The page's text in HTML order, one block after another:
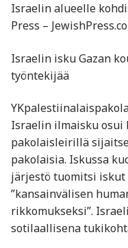
Israelin alueelle
Press –
Israelin isku Gazan
työntekijää
Israelin ilmaisku
pakolaisleirillä
pakolaisia. Iskussa
järjestö tuomitsi
”kansainvälisen
rikkomukseksi”.
sotilaallisena